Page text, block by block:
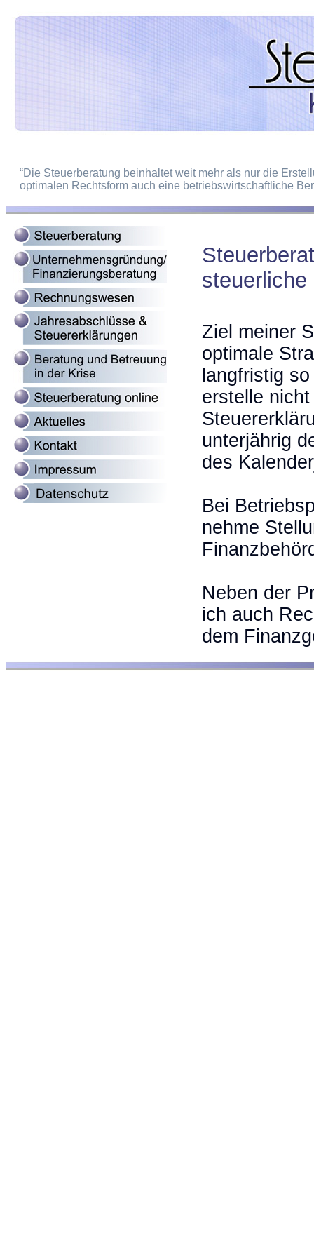
“Die Steuerberatung beinhaltet weit mehr als nur die
optimalen Rechtsform auch eine betriebswirtschaftliche
Ziel meiner
optimale
langfristig
erstelle
unterjährig
des
Bei
nehme
Neben der
ich auch
dem